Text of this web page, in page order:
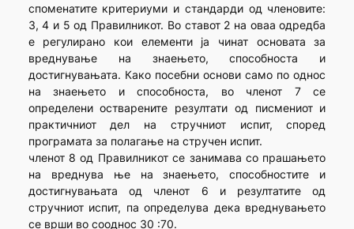
споменатите критериуми и стандарди од членовите:
3, 4 и 5 од Правилникот. Во ставот 2 на оваа одредба
е регулирано кои елементи ја чинат основата за
вреднување на знаењето, способноста и
достигнувањата. Како посебни основи само по однос
на знаењето и способноста, во членот 7 се
определени остварените резултати од писмениот и
практичниот дел на стручниот испит, според
програмата за полагање на стручен испит.
членот 8 од Правилникот се занимава со прашањето
на вреднува ње на знаењето, способностите и
достигнувањата од членот 6 и резултатите од
стручниот испит, па определува дека вреднувањето
се врши во сооднос 30 :70.